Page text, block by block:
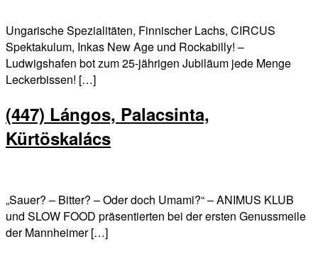
Ungarische Spezialitäten, Finnischer Lachs, CIRCUS
Spektakulum, Inkas New Age und Rockabilly! –
Ludwigshafen bot zum 25-jährigen Jubiläum jede Menge
Leckerbissen! […]
(447) Lángos, Palacsinta,
Kürtöskalács
„Sauer? – Bitter? – Oder doch Umami?“ – ANIMUS KLUB
und SLOW FOOD präsentierten bei der ersten Genussmeile
der Mannheimer […]